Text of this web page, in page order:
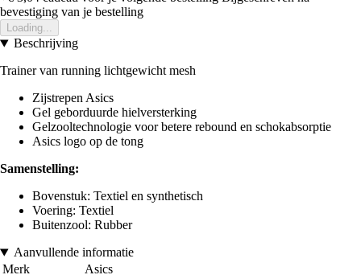
bevestiging van je bestelling
Loading...
Beschrijving
Trainer van running lichtgewicht mesh
Zijstrepen Asics
Gel geborduurde hielversterking
Gelzooltechnologie voor betere rebound en schokabsorptie
Asics logo op de tong
Samenstelling:
Bovenstuk: Textiel en synthetisch
Voering: Textiel
Buitenzool: Rubber
Aanvullende informatie
Merk
Asics